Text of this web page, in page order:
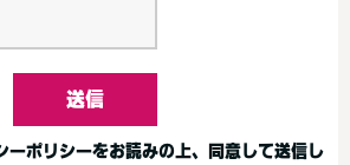
送信
ーポリシーをお読みの上、同意して送信し